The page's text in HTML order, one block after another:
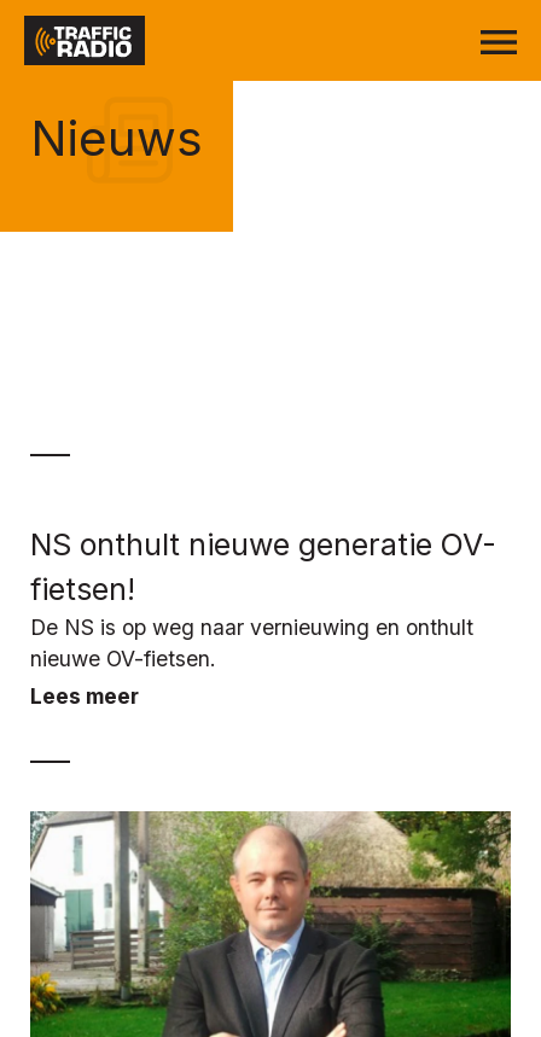
Nieuws
NS onthult nieuwe generatie OV-
fietsen!
De NS is op weg naar vernieuwing en onthult
nieuwe OV-fietsen.
Lees meer